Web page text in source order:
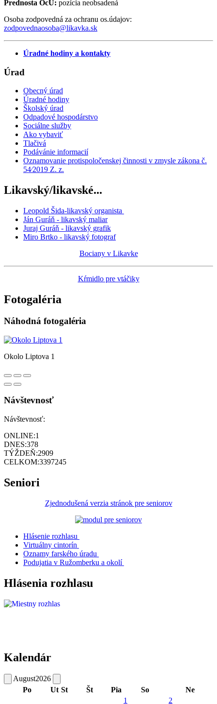
Prednosta OcÚ: pozícia neobsadená
Osoba zodpovedná za ochranu os.údajov:
zodpovednaosoba@likavka.sk
Úradné hodiny a kontakty
Úrad
Obecný úrad
Úradné hodiny
Školský úrad
Odpadové hospodárstvo
Sociálne služby
Ako vybaviť
Tlačivá
Podávánie informacií
Oznamovanie protispoločenskej činnosti v zmysle zákona č.
54⁄2019 Z. z.
Likavský/likavské...
Leopold Šida-likavský organista
Ján Guráň - likavský maliar
Juraj Guráň - likavský grafik
Miro Brtko - likavský fotograf
Bociany v Likavke
Kŕmidlo pre vtáčiky
Fotogaléria
Náhodná fotogaléria
Okolo Liptova 1
Návštevnosť
Návštevnosť:
ONLINE:1
DNES:378
TÝŽDEŇ:2909
CELKOM:3397245
Seniori
Zjednodušená verzia stránok pre seniorov
Hlásenie rozhlasu
Virtuálny cintorín
Oznamy farského úradu
Podujatia v Ružomberku a okolí
Hlásenia rozhlasu
Kalendár
August2026
Po
Ut St Št Pia So
Ne
1
2